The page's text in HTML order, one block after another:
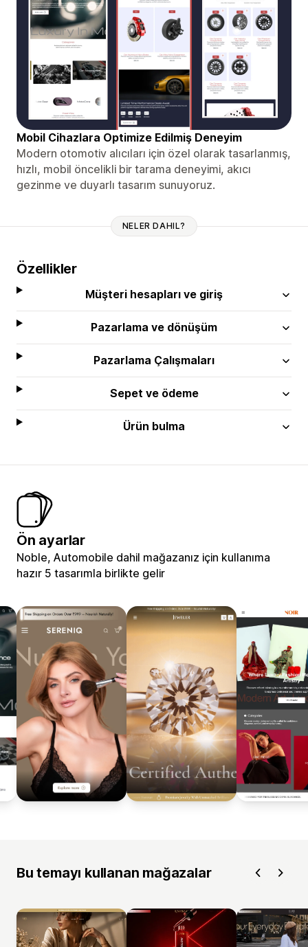
Mobil Cihazlara Optimize Edilmiş Deneyim
Modern otomotiv alıcıları için özel olarak tasarlanmış,
hızlı, mobil öncelikli bir tarama deneyimi, akıcı
gezinme ve duyarlı tasarım sunuyoruz.
NELER DAHIL?
Özellikler
Müşteri hesapları ve giriş
Pazarlama ve dönüşüm
Pazarlama Çalışmaları
Sepet ve ödeme
Ürün bulma
Ön ayarlar
Noble, Automobile dahil mağazanız için kullanıma
hazır 5 tasarımla birlikte gelir
Bu temayı kullanan mağazalar